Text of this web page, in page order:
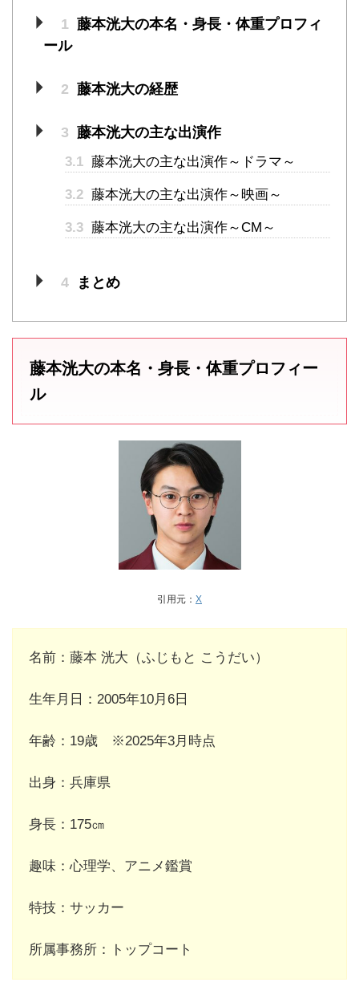
1 藤本洸大の本名・身長・体重プロフィ
ール
2 藤本洸大の経歴
3 藤本洸大の主な出演作
3.1 藤本洸大の主な出演作～ドラマ～
3.2 藤本洸大の主な出演作～映画～
3.3 藤本洸大の主な出演作～CM～
4 まとめ
藤本洸大の本名・身長・体重プロフィー
ル
引用元： X
名前：藤本 洸大（ふじもと こうだい）
生年月日：2005年10月6日
年齢：19歳 ※2025年3月時点
出身：兵庫県
身長：175㎝
趣味：心理学、アニメ鑑賞
特技：サッカー
所属事務所：トップコート